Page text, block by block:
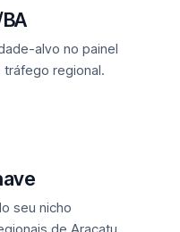
alvo no painel
regional.
seu nicho